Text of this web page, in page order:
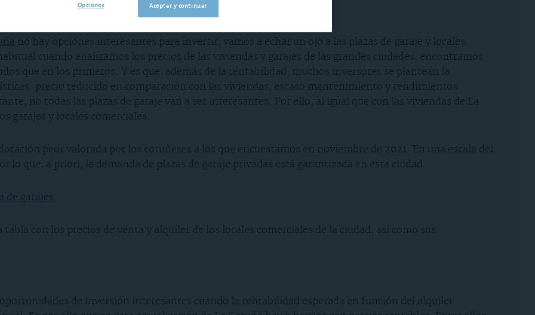
no hay opciones interesantes para invertir, vamos a echar un ojo a las plazas de garaje y locales
cuando analizamos los precios de las viviendas y garajes de las grandes ciudades, encontramos
que en los primeros. Y es que, además de la rentabilidad, muchos inversores se plantean la
precio reducido en comparación con las viviendas, escaso mantenimiento y rendimientos
no todas las plazas de garaje van a ser interesantes. Por ello, al igual que con las viviendas de La
garajes y locales comerciales.
peor valorada por los coruñeses a los que encuestamos en noviembre de 2021. En una escala del
lo que, a priori, la demanda de plazas de garaje privadas está garantizada en esta ciudad.
de garajes.
con los precios de venta y alquiler de los locales comerciales de la ciudad, así como sus
de inversión interesantes cuando la rentabilidad esperada en función del alquiler
Aceptar y continuar
Opciones